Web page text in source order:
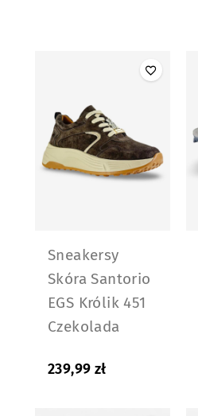
Sneakersy
Skóra Santorio
EGS Królik 451
Czekolada
239,99 zł